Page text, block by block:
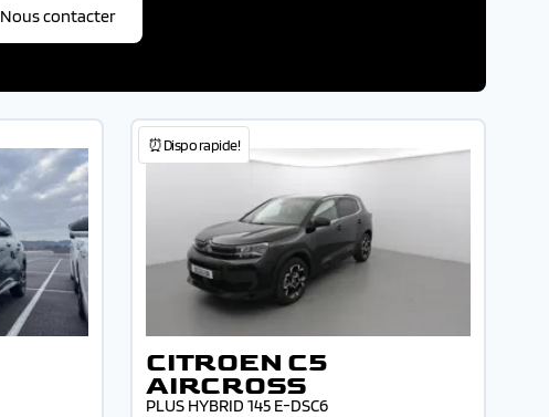
Nous contacter
⏰Dispo rapide!
CITROEN C5
AIRCROSS
PLUS HYBRID 145 E-DSC6